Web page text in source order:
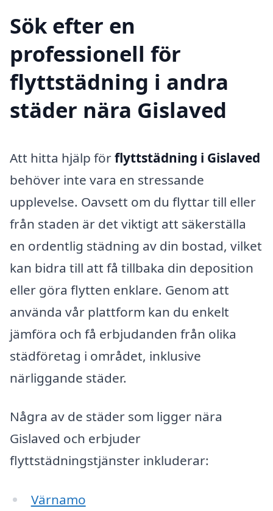
Sök efter en
professionell för
flyttstädning i andra
städer nära Gislaved
Att hitta hjälp förflyttstädning i Gislaved
behöver inte vara en stressande
upplevelse. Oavsett om du flyttar till eller
från staden är det viktigt att säkerställa
en ordentlig städning av din bostad, vilket
kan bidra till att få tillbaka din deposition
eller göra flytten enklare. Genom att
använda vår plattform kan du enkelt
jämföra och få erbjudanden från olika
städföretag i området, inklusive
närliggande städer.
Några av de städer som ligger nära
Gislaved och erbjuder
flyttstädningstjänster inkluderar:
Värnamo